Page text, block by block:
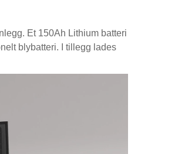
. Et 150Ah Lithium batteri
blybatteri. I tillegg lades